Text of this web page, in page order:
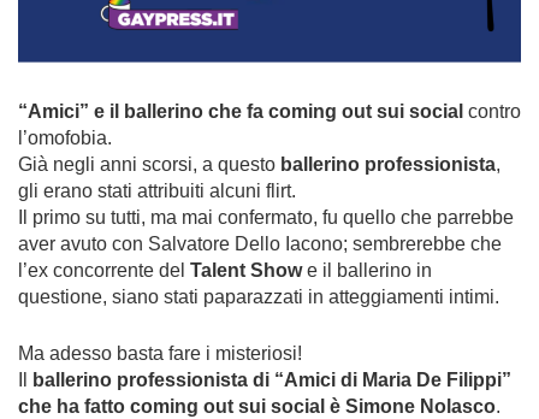
“Amici” e il ballerino che fa coming out sui social contro
l’omofobia.
Già negli anni scorsi, a questo ballerino professionista,
gli erano stati attribuiti alcuni flirt.
Il primo su tutti, ma mai confermato, fu quello che parrebbe
aver avuto con Salvatore Dello Iacono; sembrerebbe che
l’ex concorrente del Talent Showe il ballerino in
questione, siano stati paparazzati in atteggiamenti intimi.
Ma adesso basta fare i misteriosi!
ballerino professionista di “Amici di Maria De Filippi”
che ha fatto coming out sui social è Simone Nolasco.